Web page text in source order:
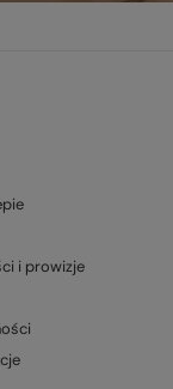
i prowizje